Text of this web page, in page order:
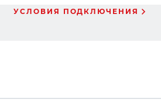
УСЛОВИЯ ПОДКЛЮЧЕНИЯ